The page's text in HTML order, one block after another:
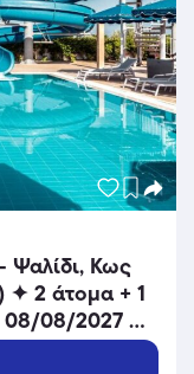
Ψαλίδι, Κως
✦ 2 άτομα + 1
08/08/2027 ✦